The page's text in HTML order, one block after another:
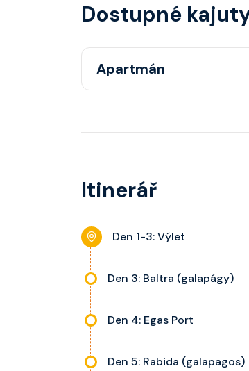
Dostupné
Apartmán
kategorie, fén, soukromou
dle kategorie kajuty.
Itinerář
Den 1-3: Výlet
Den 3: Baltra (galapágy)
Den 4: Egas Port
Den 5: Rabida (galapagos)